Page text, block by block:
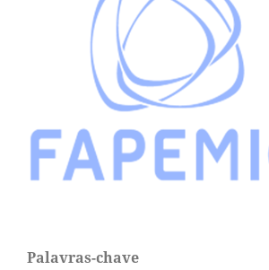
Palavras-chave